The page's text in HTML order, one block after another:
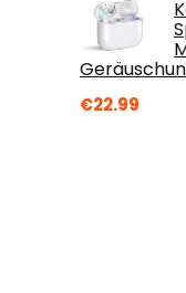
€22.99